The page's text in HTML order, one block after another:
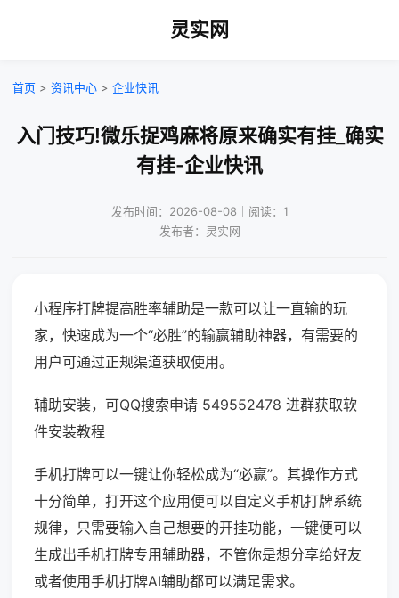
灵实网
首页 > 资讯中心 > 企业快讯
入门技巧!微乐捉鸡麻将原来确实有挂_确实
有挂-企业快讯
发布时间：2026-08-08｜阅读：1
发布者：灵实网
小程序打牌提高胜率辅助是一款可以让一直输的玩
家，快速成为一个“必胜”的输赢辅助神器，有需要的
用户可通过正规渠道获取使用。
辅助安装，可QQ搜索申请 549552478 进群获取软
件安装教程
手机打牌可以一键让你轻松成为“必赢”。其操作方式
十分简单，打开这个应用便可以自定义手机打牌系统
规律，只需要输入自己想要的开挂功能，一键便可以
生成出手机打牌专用辅助器，不管你是想分享给好友
或者使用手机打牌AI辅助都可以满足需求。